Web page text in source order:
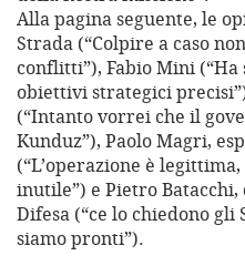
Alla pagina seguente, le
Strada (“Colpire a caso
conflitti”), Fabio Mini
obiettivi strategici
(“Intanto vorrei che il
Kunduz”), Paolo Magri,
(“L’operazione è
inutile”) e Pietro
Difesa (“ce lo chiedono
siamo pronti”).